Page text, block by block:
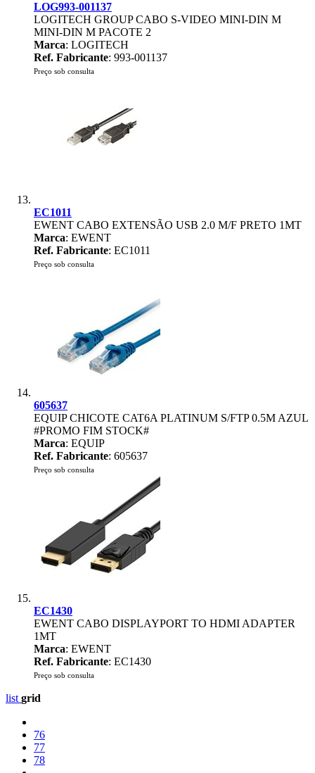
LOG993-001137
LOGITECH GROUP CABO S-VIDEO MINI-DIN M
MINI-DIN M PACOTE 2
Marca: LOGITECH
Ref. Fabricante: 993-001137
Preço sob consulta
EC1011
EWENT CABO EXTENSÃO USB 2.0 M/F PRETO 1MT
Marca: EWENT
Ref. Fabricante: EC1011
Preço sob consulta
605637
EQUIP CHICOTE CAT6A PLATINUM S/FTP 0.5M AZUL
#PROMO FIM STOCK#
Marca: EQUIP
Ref. Fabricante: 605637
Preço sob consulta
EC1430
EWENT CABO DISPLAYPORT TO HDMI ADAPTER
1MT
Marca: EWENT
Ref. Fabricante: EC1430
Preço sob consulta
list grid
76
77
78